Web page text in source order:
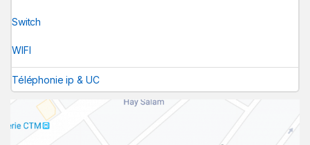
Switch
WIFI
Téléphonie ip & UC